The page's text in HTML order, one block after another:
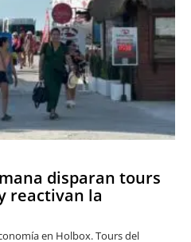
disparan tours
reactivan la
en Holbox. Tours del